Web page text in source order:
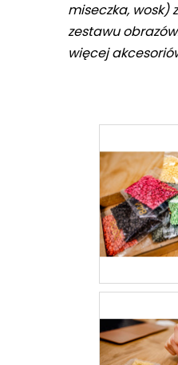
miseczka, wosk)
zestawu
więcej